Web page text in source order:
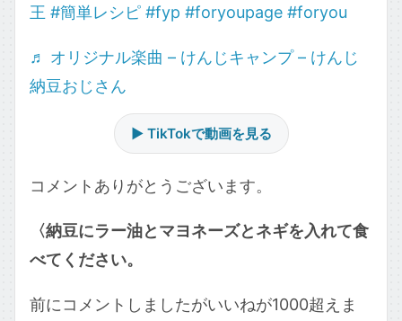
王 #簡単レシピ #fyp #foryoupage #foryou
♬ オリジナル楽曲 – けんじキャンプ – けんじ
納豆おじさん
▶ TikTokで動画を見る
コメントありがとうございます。
〈納豆にラー油とマヨネーズとネギを入れて食
べてください。
前にコメントしましたがいいねが1000超えま